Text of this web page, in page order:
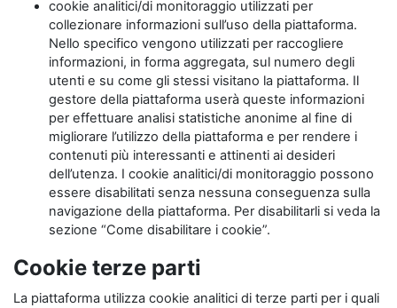
cookie analitici/di monitoraggio utilizzati per
collezionare informazioni sull’uso della piattaforma.
Nello specifico vengono utilizzati per raccogliere
informazioni, in forma aggregata, sul numero degli
utenti e su come gli stessi visitano la piattaforma. Il
gestore della piattaforma userà queste informazioni
per effettuare analisi statistiche anonime al fine di
migliorare l’utilizzo della piattaforma e per rendere i
contenuti più interessanti e attinenti ai desideri
dell’utenza. I cookie analitici/di monitoraggio possono
essere disabilitati senza nessuna conseguenza sulla
navigazione della piattaforma. Per disabilitarli si veda la
sezione “Come disabilitare i cookie”.
Cookie terze parti
La piattaforma utilizza cookie analitici di terze parti per i quali